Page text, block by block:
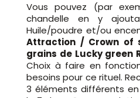
Vous pouvez (par
chandelle en y
Huile/poudre et/ou
Attraction / Crown of
grains de Lucky green
Choix à faire en
besoins pour ce rituel.
3 éléments différents